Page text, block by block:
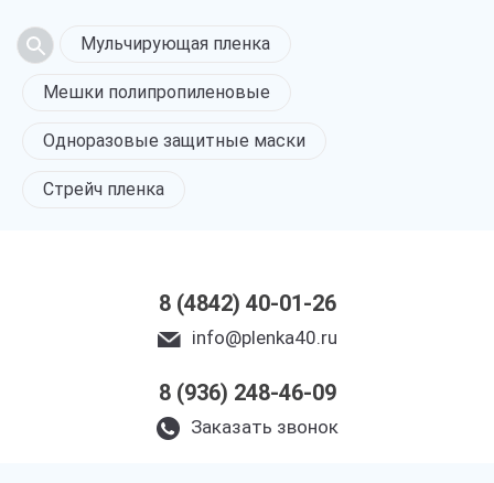
Мульчирующая пленка
Мешки полипропиленовые
Одноразовые защитные маски
Стрейч пленка
8 (4842) 40-01-26
info@plenka40.ru
8 (936) 248-46-09
Заказать звонок